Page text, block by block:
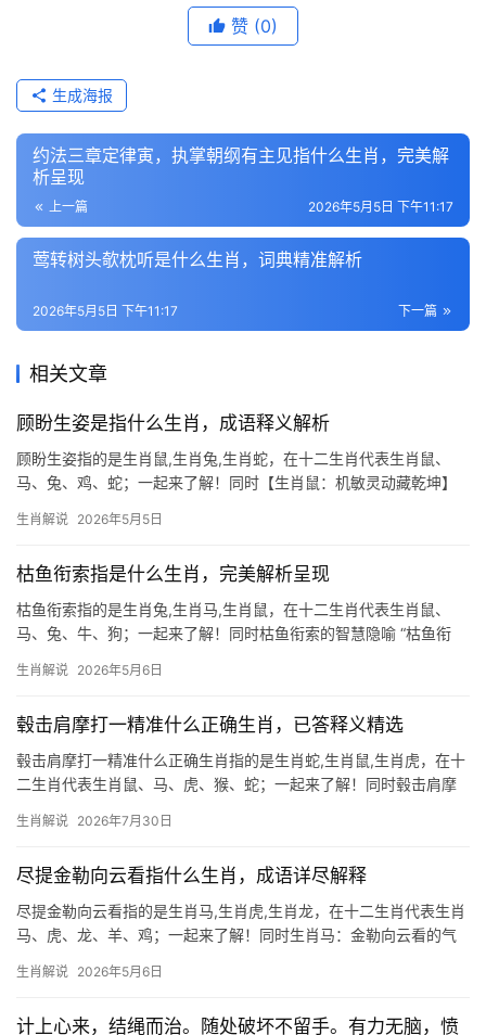
赞 (0)
生成海报
约法三章定律寅，执掌朝纲有主见指什么生肖，完美解
析呈现
上一篇 2026年5月5日 下午11:17
莺转树头欹枕听是什么生肖，词典精准解析
下一篇
2026年5月5日 下午11:17
相关文章
顾盼生姿是指什么生肖，成语释义解析
顾盼生姿指的是生肖鼠,生肖兔,生肖蛇，在十二生肖代表生肖鼠、
马、兔、鸡、蛇；一起来了解！同时【生肖鼠：机敏灵动藏乾坤】
灵气，遇事总能七拐八绕寻得生路，2026年对生肖鼠而言极为关
生肖解说 2026年5月5日
枯鱼衔索指是什么生肖，完美解析呈现
枯鱼衔索指的是生肖兔,生肖马,生肖鼠，在十二生肖代表生肖鼠、
马、兔、牛、狗；一起来了解！同时枯鱼衔索的智慧隐喻 “枯鱼衔
中的机智突围，在生肖文化中，这一成语与生肖鼠的灵动机敏高度
生肖解说 2026年5月6日
毂击肩摩打一精准什么正确生肖，已答释义精选
毂击肩摩打一精准什么正确生肖指的是生肖蛇,生肖鼠,生肖虎，在十
二生肖代表生肖鼠、马、虎、猴、蛇；一起来了解！同时毂击肩摩
喻竞争激烈的环境，若论十二生肖中谁能在此般局面中游刃有余，
生肖解说 2026年7月30日
尽提金勒向云看指什么生肖，成语详尽解释
尽提金勒向云看指的是生肖马,生肖虎,生肖龙，在十二生肖代表生肖
马、虎、龙、羊、鸡；一起来了解！同时生肖马：金勒向云看的气
喻志向高远、机遇将至，在生肖文化中，生肖马与这一意象完美契
生肖解说 2026年5月6日
计上心来，结绳而治。随处破坏不留手。有力无脑，愤